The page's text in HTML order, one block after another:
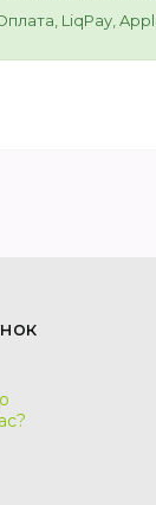
LiqPay, Apple